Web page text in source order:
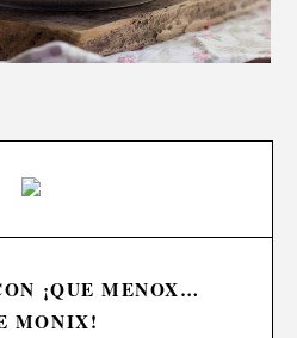
¡QUE MENOX…
MONIX!